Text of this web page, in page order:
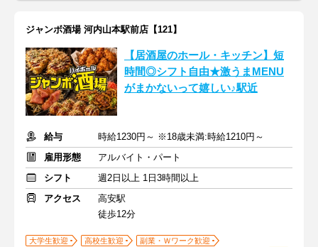
ジャンボ酒場 河内山本駅前店【121】
【居酒屋のホール・キッチン】短
時間◎シフト自由★激うまMENU
がまかないって嬉しい♪駅近
給与
時給1230円～ ※18歳未満:時給1210円～
雇用形態
アルバイト・パート
シフト
週2日以上 1日3時間以上
アクセス
高安駅
徒歩12分
大学生歓迎 高校生歓迎
副業・Ｗワーク歓迎